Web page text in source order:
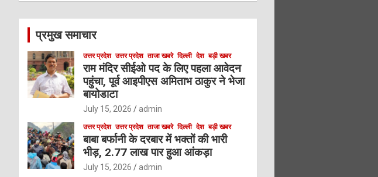
c
प्रमुख समाचार
उत्तर प्रदेश उत्तर प्रदेश ताजा खबरे दिल्ली देश बड़ी खबर
राम मंदिर सीईओ पद के लिए पहला आवेदन
पहुंचा, पूर्व आइपीएस अमिताभ ठाकुर ने भेजा
बायोडाटा
July 15, 2026 admin
उत्तर प्रदेश उत्तर प्रदेश ताजा खबरे दिल्ली देश बड़ी खबर
बाबा बर्फानी के दरबार में भक्तों की भारी
भीड़, 2.77 लाख पार हुआ आंकड़ा
July 15, 2026 admin